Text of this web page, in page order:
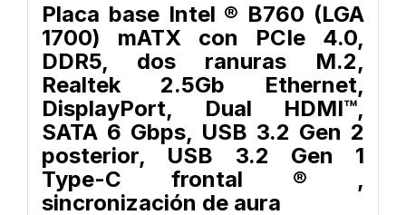
Placa base Intel ® B760 (LGA
1700) mATX con PCIe 4.0,
DDR5, dos ranuras M.2,
Realtek 2.5Gb Ethernet,
DisplayPort, Dual HDMI™,
SATA 6 Gbps, USB 3.2 Gen 2
posterior, USB 3.2 Gen 1
Type-C frontal ® ,
sincronización de aura